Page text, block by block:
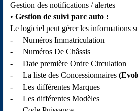
Gestion des notifications / alertes
Gestion de suivi parc auto :
Le logiciel peut gérer les informations
- Numéros Immatriculation
- Numéros De Châssis
- Date première Ordre Circulation
- La liste des Concessionnaires
- Les différentes Marques
- Les différentes Modèles